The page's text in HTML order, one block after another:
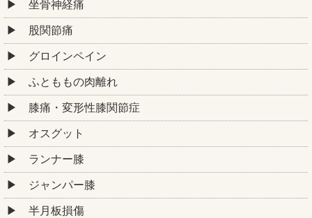
坐骨神経痛
股関節痛
グロインペイン
ふとももの肉離れ
膝痛・変形性膝関節症
オスグット
ランナー膝
ジャンパー膝
半月板損傷